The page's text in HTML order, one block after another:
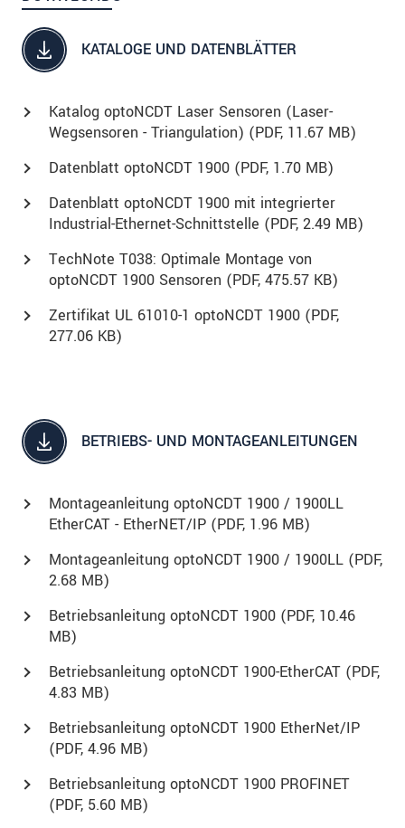
KATALOGE UND DATENBLÄTTER
Katalog optoNCDT Laser Sensoren (Laser-
Wegsensoren - Triangulation) (PDF, 11.67 MB)
Datenblatt optoNCDT 1900 (PDF, 1.70 MB)
Datenblatt optoNCDT 1900 mit integrierter
Industrial-Ethernet-Schnittstelle (PDF, 2.49 MB)
TechNote T038: Optimale Montage von
optoNCDT 1900 Sensoren (PDF, 475.57 KB)
Zertifikat UL 61010-1 optoNCDT 1900 (PDF,
277.06 KB)
BETRIEBS- UND MONTAGEANLEITUNGEN
Montageanleitung optoNCDT 1900 / 1900LL
EtherCAT - EtherNET/IP (PDF, 1.96 MB)
Montageanleitung optoNCDT 1900 / 1900LL (PDF,
2.68 MB)
Betriebsanleitung optoNCDT 1900 (PDF, 10.46
MB)
Betriebsanleitung optoNCDT 1900-EtherCAT (PDF,
4.83 MB)
Betriebsanleitung optoNCDT 1900 EtherNet/IP
(PDF, 4.96 MB)
Betriebsanleitung optoNCDT 1900 PROFINET
(PDF, 5.60 MB)